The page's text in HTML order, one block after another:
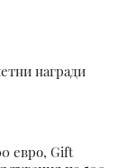
награди
евро, Gift